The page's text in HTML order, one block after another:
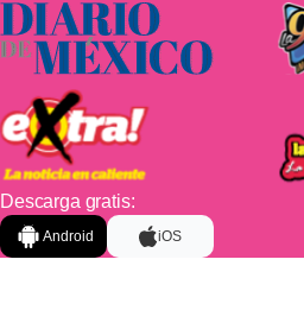
Descarga gratis:
Android iOS